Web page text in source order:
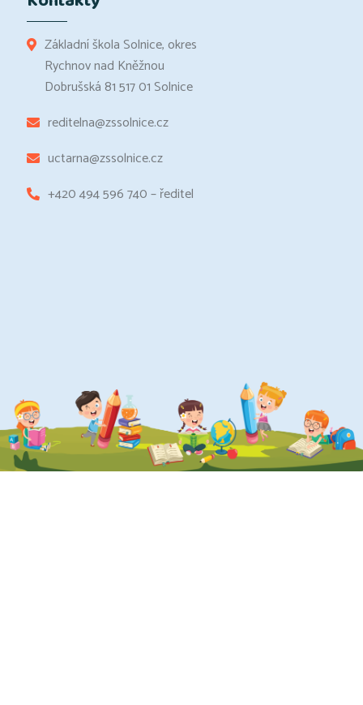
Základní škola Solnice, okres
Rychnov nad Kněžnou
Dobrušská 81 517 01 Solnice
reditelna@zssolnice.cz
uctarna@zssolnice.cz
+420 494 596 740 – ředitel